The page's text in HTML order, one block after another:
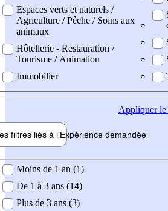
Espaces verts et naturels /
Agriculture / Pêche / Soins aux
animaux
Hôtellerie - Restauration /
Tourisme / Animation
Immobilier
Appliquerle
filtres liés à l'Expérience demandée
demandée
Moins de 1 an (1)
De 1 à 3 ans (14)
Plus de 3 ans (3)